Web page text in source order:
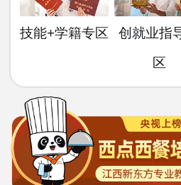
技能+学籍专区
创就业指
区